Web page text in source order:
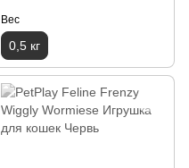
Вес
0,5 кг